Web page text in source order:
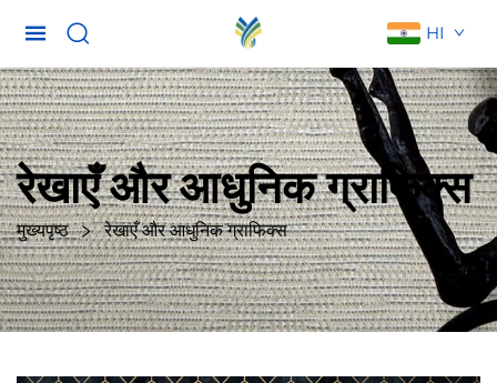
HI
रेखाएँ और आधुनिक ग्राफिक्स
मुख्यपृष्ठ रेखाएँ और आधुनिक ग्राफिक्स